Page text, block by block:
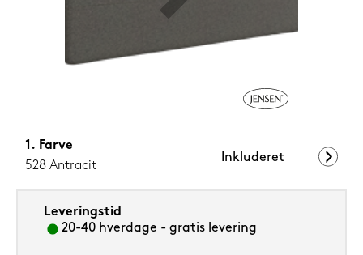
Farve
528 Antracit
Inkluderet
Leveringstid
20-40 hverdage - gratis levering